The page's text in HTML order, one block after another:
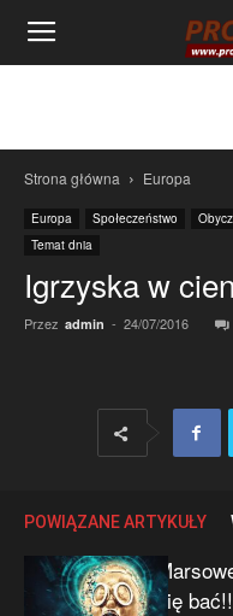
Strona główna Europa
Europa Społeczeństwo
Temat dnia
Igrzyska w
Przez admin - 24/07/2016
POWIĄZANE ARTYKUŁY
się